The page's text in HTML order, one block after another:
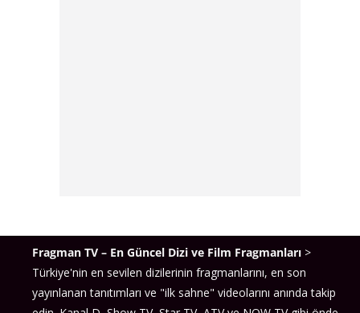
Fragman TV – En Güncel Dizi ve Film Fragmanları >
Türkiye'nin en sevilen dizilerinin fragmanlarını, en son
yayınlanan tanıtımları ve "ilk sahne" videolarını anında takip